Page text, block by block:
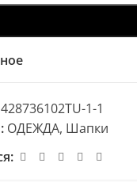
1-1
ОДЕЖДА, Шапки